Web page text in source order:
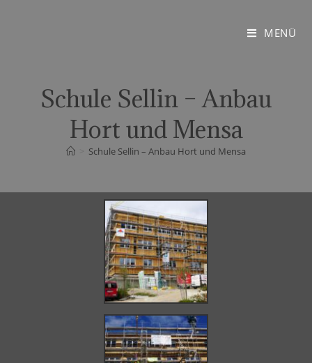
MENÜ
Schule Sellin – Anbau
Hort und Mensa
Schule Sellin – Anbau Hort und Mensa